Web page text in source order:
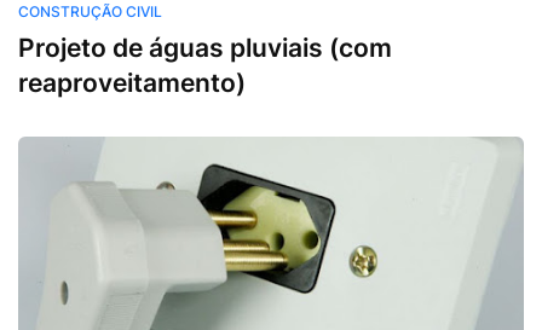
CONSTRUÇÃO CIVIL
Projeto de águas pluviais (com
reaproveitamento)